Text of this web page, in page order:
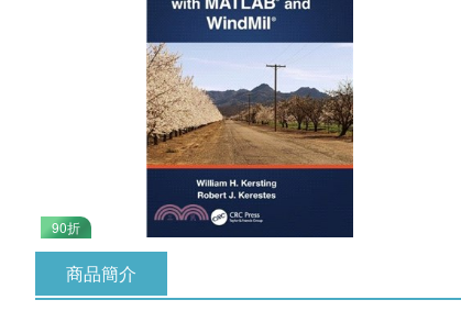
90折
商品簡介